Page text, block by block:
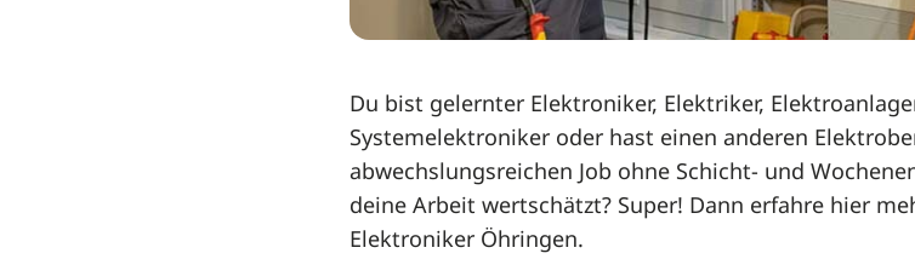
Du bist gelernter Elektroniker, Elektriker,
Systemelektroniker oder hast einen anderen
abwechslungsreichen Job ohne Schicht- und
deine Arbeit wertschätzt? Super! Dann erfahre hier
Elektroniker Öhringen.